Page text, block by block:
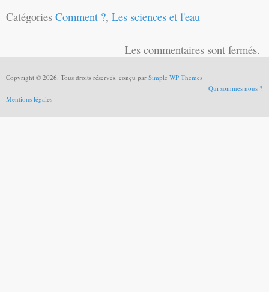
Catégories Comment ?, Les sciences et l'eau
Les commentaires sont fermés.
Copyright © 2026. Tous droits réservés. conçu par Simple WP Themes
Qui sommes nous ?
Mentions légales